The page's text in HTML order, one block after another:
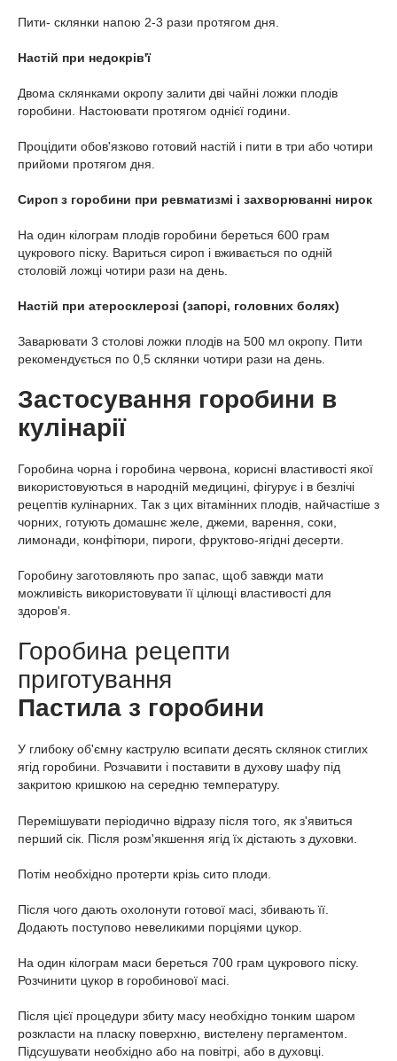
Пити- склянки напою 2-3 рази протягом дня.
Настій при недокрів'ї
Двома склянками окропу залити дві чайні ложки плодів
горобини. Настоювати протягом однієї години.
Процідити обов'язково готовий настій і пити в три або чотири
прийоми протягом дня.
Сироп з горобини при ревматизмі і захворюванні нирок
На один кілограм плодів горобини береться 600 грам
цукрового піску. Вариться сироп і вживається по одній
столовій ложці чотири рази на день.
Настій при атеросклерозі (запорі, головних болях)
Заварювати 3 столові ложки плодів на 500 мл окропу. Пити
рекомендується по 0,5 склянки чотири рази на день.
Застосування горобини в
кулінарії
Горобина чорна і горобина червона, корисні властивості якої
використовуються в народній медицині, фігурує і в безлічі
рецептів кулінарних. Так з цих вітамінних плодів, найчастіше з
чорних, готують домашнє желе, джеми, варення, соки,
лимонади, конфітюри, пироги, фруктово-ягідні десерти.
Горобину заготовляють про запас, щоб завжди мати
можливість використовувати її цілющі властивості для
здоров'я.
Горобина рецепти
приготування
Пастила з горобини
У глибоку об'ємну каструлю всипати десять склянок стиглих
ягід горобини. Розчавити і поставити в духову шафу під
закритою кришкою на середню температуру.
Перемішувати періодично відразу після того, як з'явиться
перший сік. Після розм'якшення ягід їх дістають з духовки.
Потім необхідно протерти крізь сито плоди.
Після чого дають охолонути готової масі, збивають її.
Додають поступово невеликими порціями цукор.
На один кілограм маси береться 700 грам цукрового піску.
Розчинити цукор в горобинової масі.
Після цієї процедури збиту масу необхідно тонким шаром
розкласти на пласку поверхню, вистелену пергаментом.
Підсушувати необхідно або на повітрі, або в духовці.